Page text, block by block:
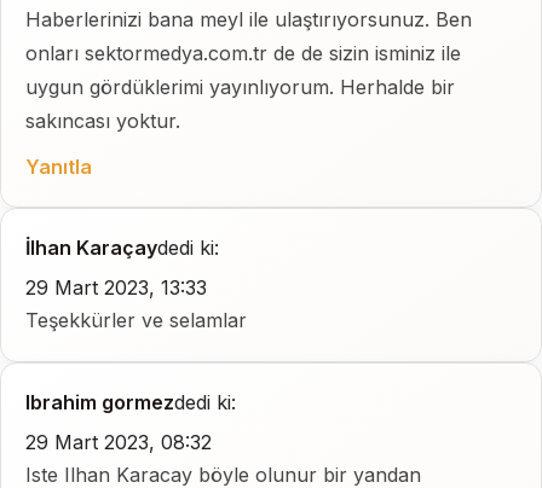
Haberlerinizi bana meyl ile ulaştırıyorsunuz. Ben
onları sektormedya.com.tr de de sizin isminiz ile
uygun gördüklerimi yayınlıyorum. Herhalde bir
sakıncası yoktur.
Yanıtla
İlhan Karaçaydedi ki:
29 Mart 2023, 13:33
Teşekkürler ve selamlar
Ibrahim gormezdedi ki:
29 Mart 2023, 08:32
Iste Ilhan Karacay böyle olunur bir yandan